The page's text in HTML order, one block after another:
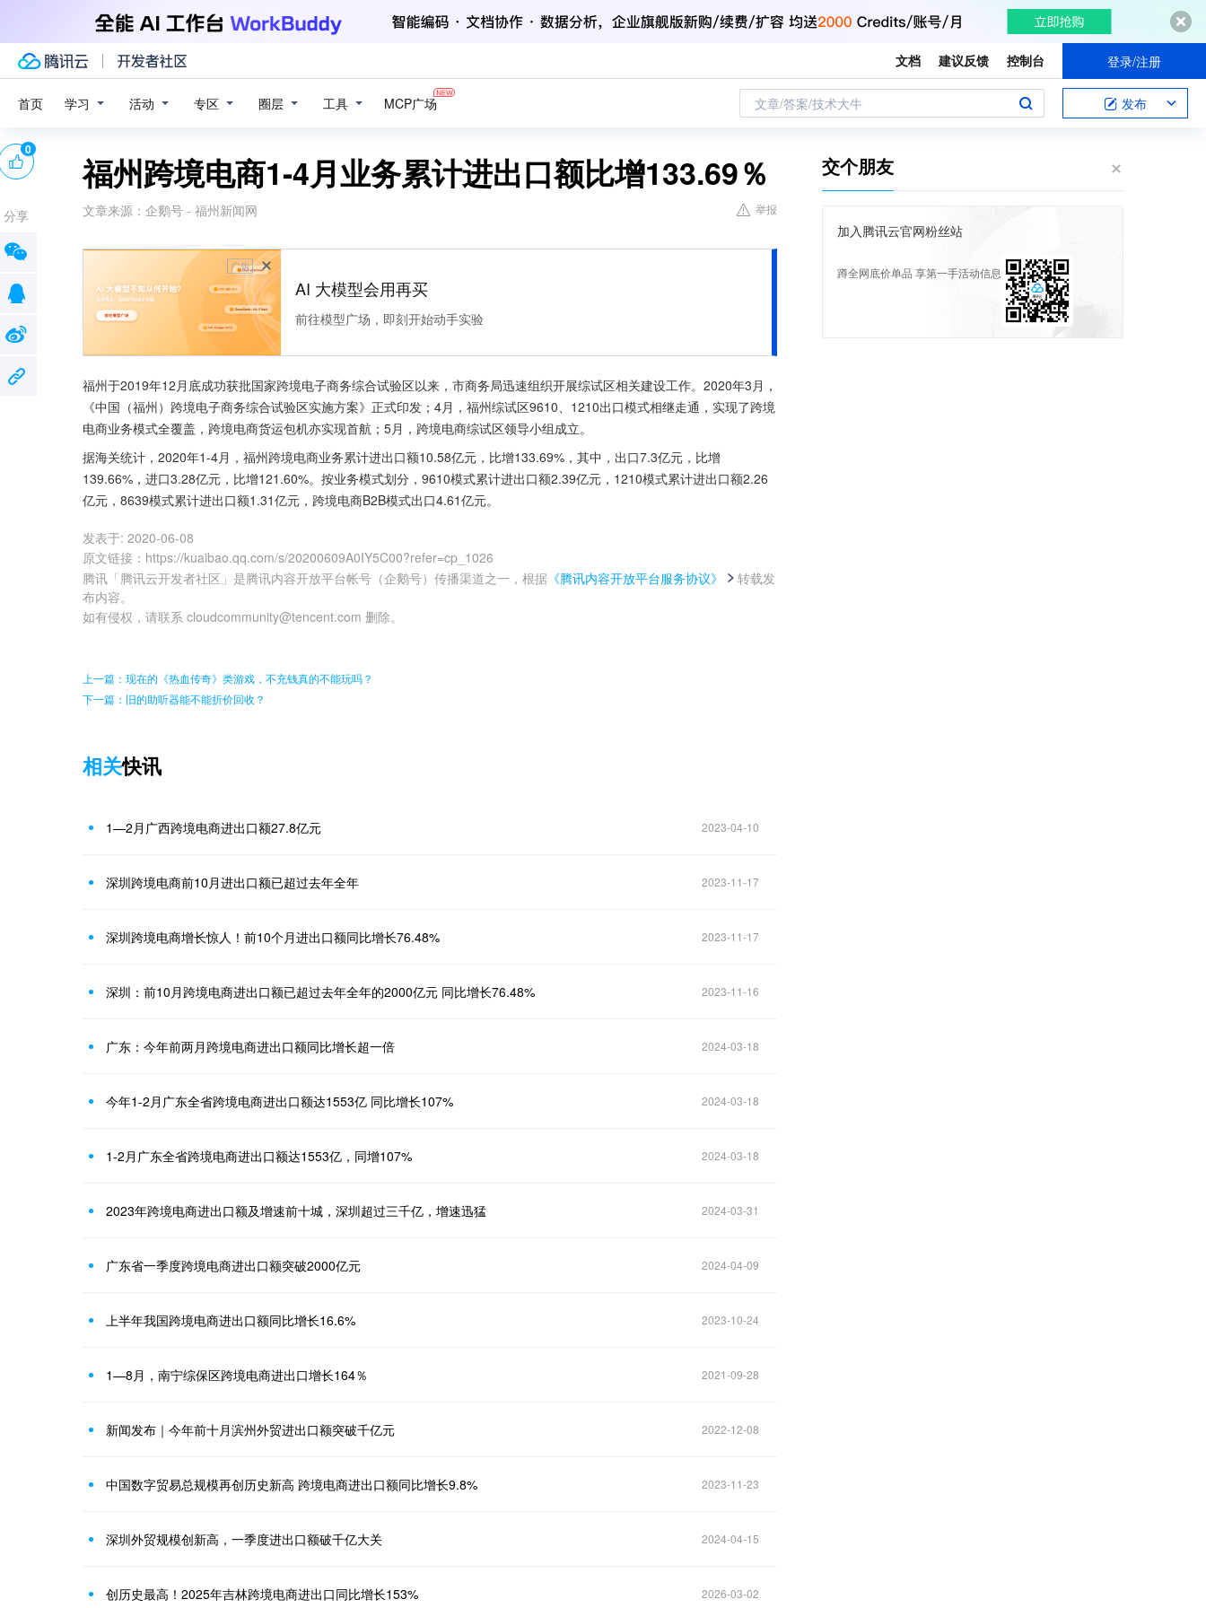
文档 建议反馈 控制台 登录/注册
首页 学习 活动 专区 圈层 工具 MCP广场 文章/答案/技术大牛 发布
福州跨境电商1-4月业务累计进出口额比增133.69％
文章来源： 企鹅号 - 福州新闻网 举报
广告
AI 大模型会用再买
前往模型广场，即刻开始动手实验
福州于2019年12月底成功获批国家跨境电子商务综合试验区以来，市商务局迅速组织开展综试区相关建设工作。2020年3月，
《中国（福州）跨境电子商务综合试验区实施方案》正式印发；4月，福州综试区9610、1210出口模式相继走通，实现了跨境
电商业务模式全覆盖，跨境电商货运包机亦实现首航；5月，跨境电商综试区领导小组成立。
据海关统计，2020年1-4月，福州跨境电商业务累计进出口额10.58亿元，比增133.69%，其中，出口7.3亿元，比增
139.66%，进口3.28亿元，比增121.60%。按业务模式划分，9610模式累计进出口额2.39亿元，1210模式累计进出口额2.26
亿元，8639模式累计进出口额1.31亿元，跨境电商B2B模式出口4.61亿元。
发表于: 2020-06-08
原文链接 ： https://kuaibao.qq.com/s/20200609A0IY5C00?refer=cp_1026
腾讯「腾讯云开发者社区」是腾讯内容开放平台帐号（企鹅号）传播渠道之一，根据 《腾讯内容开放平台服务协议》
转载发
布内容。
如有侵权，请联系 cloudcommunity@tencent.com 删除。
0
分享
上一篇：现在的《热血传奇》类游戏，不充钱真的不能玩吗？
下一篇：旧的助听器能不能折价回收？
相关快讯
1—2月广西跨境电商进出口额27.8亿元 2023-04-10
深圳跨境电商前10月进出口额已超过去年全年 2023-11-17
深圳跨境电商增长惊人！前10个月进出口额同比增长76.48% 2023-11-17
深圳：前10月跨境电商进出口额已超过去年全年的2000亿元 同比增长76.48% 2023-11-16
广东：今年前两月跨境电商进出口额同比增长超一倍 2024-03-18
今年1-2月广东全省跨境电商进出口额达1553亿 同比增长107% 2024-03-18
1-2月广东全省跨境电商进出口额达1553亿，同增107% 2024-03-18
2023年跨境电商进出口额及增速前十城，深圳超过三千亿，增速迅猛 2024-03-31
广东省一季度跨境电商进出口额突破2000亿元 2024-04-09
上半年我国跨境电商进出口额同比增长16.6% 2023-10-24
1—8月，南宁综保区跨境电商进出口增长164％ 2021-09-28
新闻发布｜今年前十月滨州外贸进出口额突破千亿元 2022-12-08
中国数字贸易总规模再创历史新高 跨境电商进出口额同比增长9.8% 2023-11-23
深圳外贸规模创新高，一季度进出口额破千亿大关 2024-04-15
创历史最高！2025年吉林跨境电商进出口同比增长153% 2026-03-02
交个朋友
加入腾讯云官网粉丝站
蹲全网底价单品 享第一手活动信息